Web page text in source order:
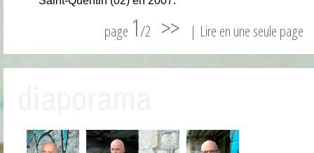
page 1/2 >> | Lire en une seule page